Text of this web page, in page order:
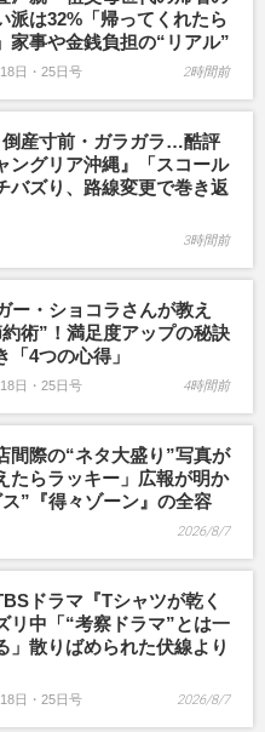
派は32%「帰ってくれたら
家事や金銭負担の“リアル”
日・25日号 2時間前
倒産寸前・ガラガラ…酷評
ングリア沖縄』「スコール
バズり、路線変更で巻き返
3時間前
ー・ショコラさんが教え
術”！満足度アップの秘訣
「4つの心得」
日・25日号 4時間前
間際の“ネタ大盛り”写真が
たらラッキー」広報が明か
”『得々ゾーン』の全容
2026/8/7
ドラマ『Tシャツが乾く
リ中「“考察ドラマ”とは一
」散りばめられた伏線より
日・25日号 2026/8/7